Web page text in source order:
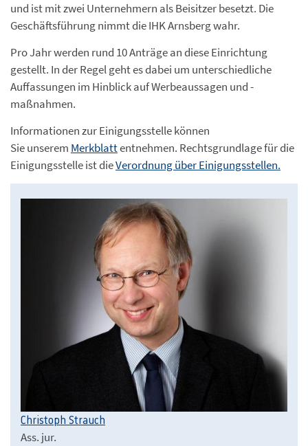
und ist mit zwei Unternehmern als Beisitzer besetzt. Die
Geschäftsführung nimmt die IHK Arnsberg wahr.
Pro Jahr werden rund 10 Anträge an diese Einrichtung
gestellt. In der Regel geht es dabei um unterschiedliche
Auffassungen im Hinblick auf Werbeaussagen und -
maßnahmen.
Informationen zur Einigungsstelle können
Sie unserem Merkblattentnehmen. Rechtsgrundlage für die
Einigungsstelle ist dieVerordnung über Einigungsstellen.
Christoph Strauch
Ass. jur.